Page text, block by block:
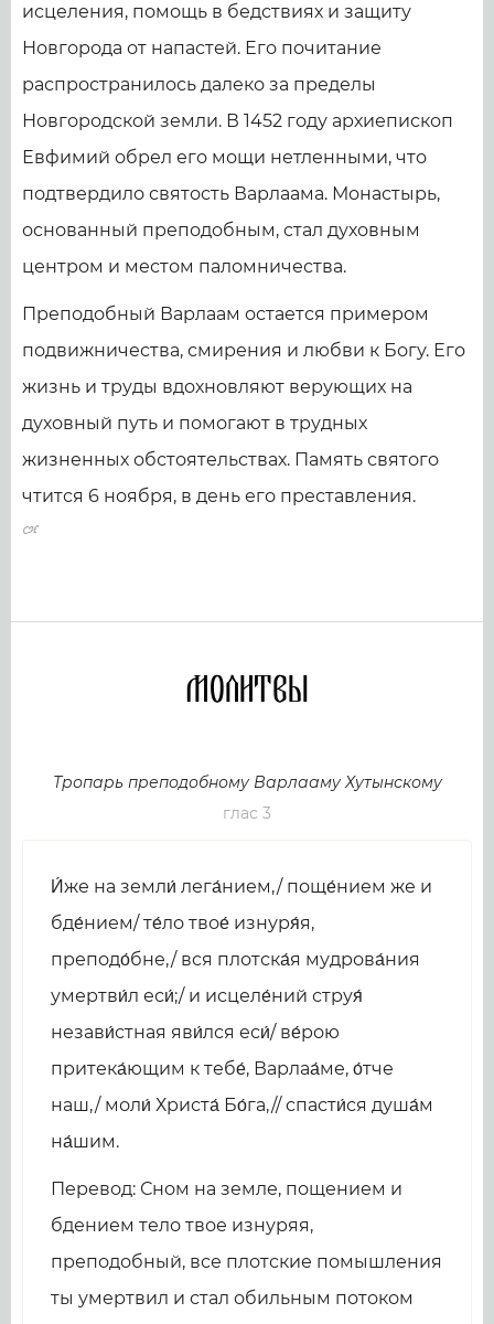
исцеления, помощь в бедствиях и защиту
Новгорода от напастей. Его почитание
распространилось далеко за пределы
Новгородской земли. В 1452 году архиепископ
Евфимий обрел его мощи нетленными, что
подтвердило святость Варлаама. Монастырь,
основанный преподобным, стал духовным
центром и местом паломничества.
Преподобный Варлаам остается примером
подвижничества, смирения и любви к Богу. Его
жизнь и труды вдохновляют верующих на
духовный путь и помогают в трудных
жизненных обстоятельствах. Память святого
чтится 6 ноября, в день его преставления.
Молитвы
Тропарь преподобному Варлааму Хутынскому
глас 3
И́же на земли́ лега́нием,/ поще́нием же и
бде́нием/ те́ло твое́ изнуря́я,
преподо́бне,/ вся плотска́я мудрова́ния
умертви́л еси́;/ и исцеле́ний струя́
незави́стная яви́лся еси́/ ве́рою
притека́ющим к тебе́, Варлаа́ме, о́тче
наш,/ моли́ Христа́ Бо́га,// спасти́ся душа́м
на́шим.
Перевод: Сном на земле, пощением и
бдением тело твое изнуряя,
преподобный, все плотские помышления
ты умертвил и стал обильным потоком